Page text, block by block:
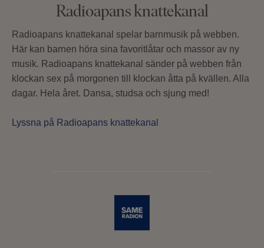
Radioapans knattekanal
Radioapans knattekanal spelar barnmusik på webben.
Här kan barnen höra sina favoritlåtar och massor av ny
musik. Radioapans knattekanal sänder på webben från
klockan sex på morgonen till klockan åtta på kvällen. Alla
dagar. Hela året. Dansa, studsa och sjung med!
Lyssna på Radioapans knattekanal